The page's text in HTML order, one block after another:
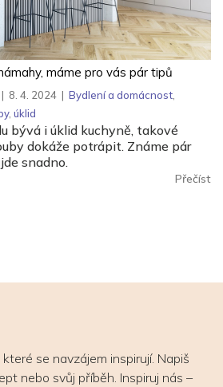
máme pro vás pár tipů
| 8. 4. 2024 | Bydlení a domácnost,
, úklid
bývá i úklid kuchyně, takové
dokáže potrápit. Známe pár
snadno.
Přečíst
se navzájem inspirují. Napiš
nebo svůj příběh. Inspiruj nás –